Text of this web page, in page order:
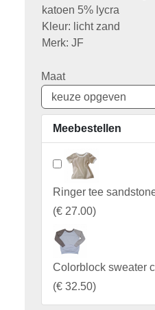
katoen 5% lycra
Kleur: licht zand
Merk: JF
Maat
Meebestellen
Ringer tee
(€ 27.00)
Colorblock sweater
(€ 32.50)